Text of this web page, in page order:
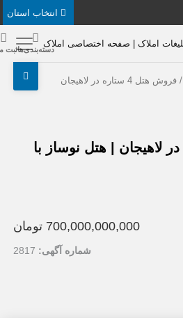
دسته‌بندی‌هاثبت ملک
/ فروش هتل 4 ستاره در لاهیجان
لاهیجان | هتل نوساز با
700,000,000,000 تومان
شماره آگهی:2817